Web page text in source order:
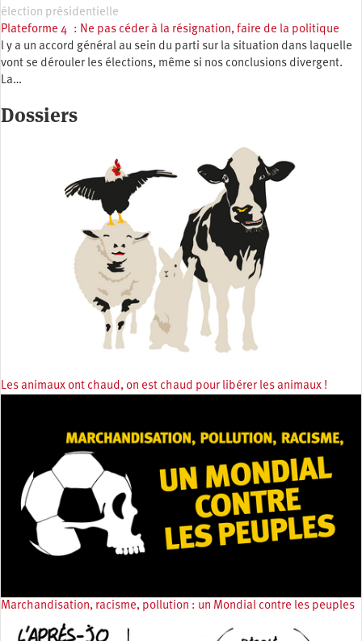
élection présidentielle
Plateforme 4 : Ne pas céder à la résignation, faire de la politique
l y a un accord général au sein du parti sur la situation dans laquelle
vont se dérouler les élections, même si nos conclusions divergent.
La…
Dossiers
Les animaux ont chaud, on est chaud pour libérer les animaux !
Marchandisation, racisme, pollution : un Mondial contre les peuples